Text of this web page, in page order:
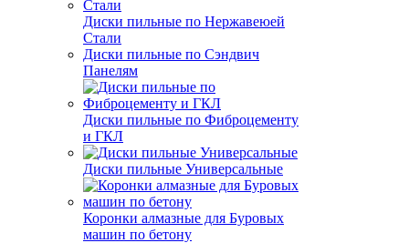
Диски пильные по Нержавеюей
Стали
Диски пильные по Сэндвич
Панелям
Диски пильные по Фиброцементу
и ГКЛ
Диски пильные Универсальные
Коронки алмазные для Буровых
машин по бетону